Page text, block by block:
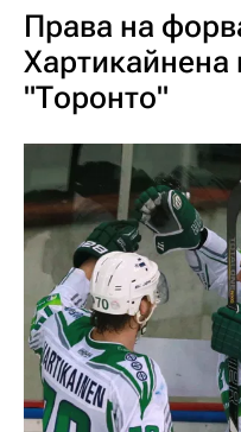
Права на
"Торонто"